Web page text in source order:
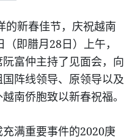
新春佳节，庆祝越南
（即腊月 28 日）上午，
富仲主持了见面会，向
阵线领导、原领导以及
南侨胞致以新春祝福。
满重要事件的2020庚